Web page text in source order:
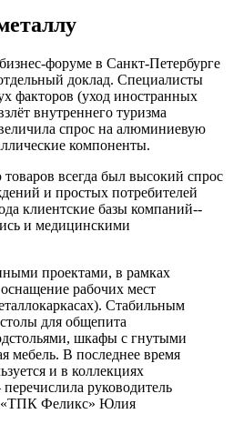
­форуме в Санкт-­Петербурге
доклад. Специалисты
факторов (уход иностранных
внутреннего туризма
спрос на алюминиевую
компоненты.
всегда был высокий спрос
и простых потребителей
клиентские базы компаний-­
и медицинскими
проектами, в рамках
рабочих мест
Стабильным
для общепита
шкафы с гнутыми
мебель. В последнее время
и в коллекциях
руководитель
Феликс» Юлия